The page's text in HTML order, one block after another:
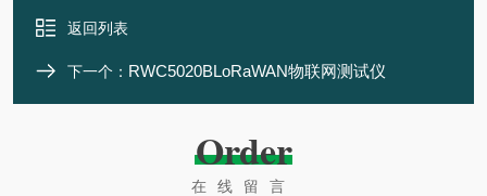
返回列表
下一个： RWC5020BLoRaWAN物联网测试仪
Order
在线留言